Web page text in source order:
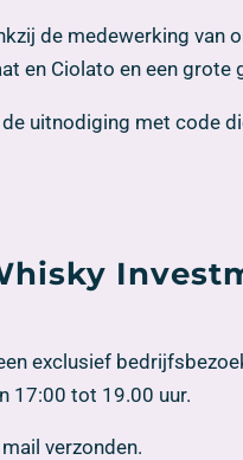
de medewerking van
en Ciolato en een grote
uitnodiging met code
exclusief
17:00 tot 19.00 uur.
verzonden.